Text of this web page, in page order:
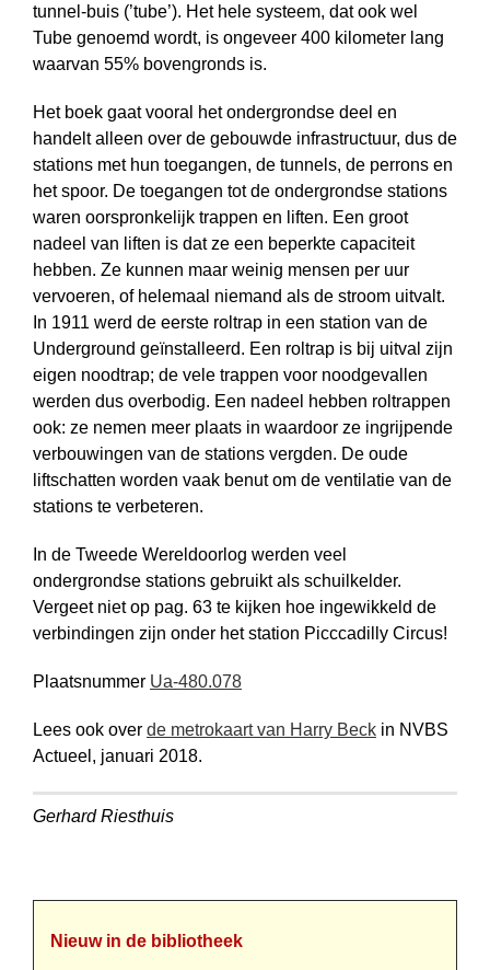
tunnel-buis (’tube’). Het hele systeem, dat ook wel
Tube genoemd wordt, is ongeveer 400 kilometer lang
waarvan 55% bovengronds is.
Het boek gaat vooral het ondergrondse deel en
handelt alleen over de gebouwde infrastructuur, dus de
stations met hun toegangen, de tunnels, de perrons en
het spoor. De toegangen tot de ondergrondse stations
waren oorspronkelijk trappen en liften. Een groot
nadeel van liften is dat ze een beperkte capaciteit
hebben. Ze kunnen maar weinig mensen per uur
vervoeren, of helemaal niemand als de stroom uitvalt.
In 1911 werd de eerste roltrap in een station van de
Underground geïnstalleerd. Een roltrap is bij uitval zijn
eigen noodtrap; de vele trappen voor noodgevallen
werden dus overbodig. Een nadeel hebben roltrappen
ook: ze nemen meer plaats in waardoor ze ingrijpende
verbouwingen van de stations vergden. De oude
liftschatten worden vaak benut om de ventilatie van de
stations te verbeteren.
In de Tweede Wereldoorlog werden veel
ondergrondse stations gebruikt als schuil­kelder.
Vergeet niet op pag. 63 te kijken hoe ingewikkeld de
verbindingen zijn onder het station Picccadilly Circus!
Plaatsnummer Ua-480.078
Lees ook over de metrokaart van Harry Beck in NVBS
Actueel, januari 2018.
Gerhard Riesthuis
Nieuw in de bibliotheek